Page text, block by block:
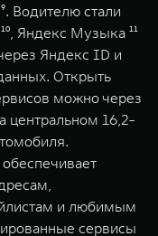
Водителю стали
Яндекс Музыка ¹¹
Яндекс ID и
Открыть
можно через
центральном 16,2-
и любимым
сервисы